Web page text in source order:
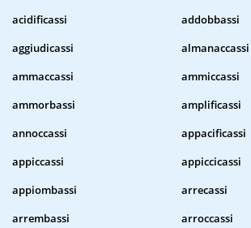
acidificassi
addobbassi
aggiudicassi
almanaccassi
ammaccassi
ammiccassi
ammorbassi
amplificassi
annoccassi
appacificassi
appiccassi
appiccicassi
appiombassi
arrecassi
arrembassi
arroccassi